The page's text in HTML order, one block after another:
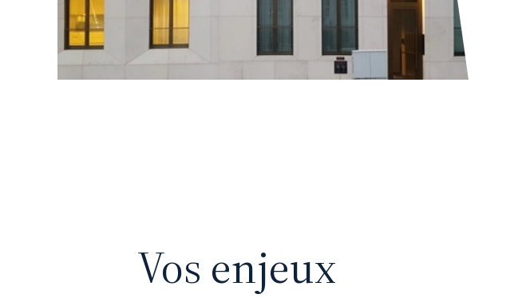
Vos enjeux